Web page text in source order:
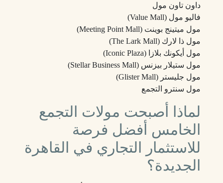
داون تاون مول
فاليو مول (Value Mall)
مول ميتينج بوينت (Meeting Point Mall)
مول ذا لارك (The Lark Mall)
مول أيكونك بلازا (Iconic Plaza)
مول ستيلار بيزنس (Stellar Business Mall)
مول جليستر (Glister Mall)
مول سنترو التجمع
لماذا أصبحت مولات التجمع
الخامس أفضل فرصة
للاستثمار التجاري في القاهرة
الجديدة؟